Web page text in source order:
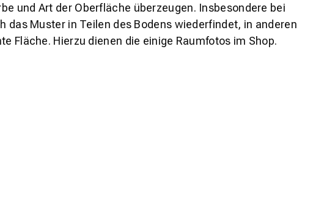
und Art der Oberfläche überzeugen. Insbesondere bei
das Muster in Teilen des Bodens wiederfindet, in anderen
Fläche. Hierzu dienen die einige Raumfotos im Shop.